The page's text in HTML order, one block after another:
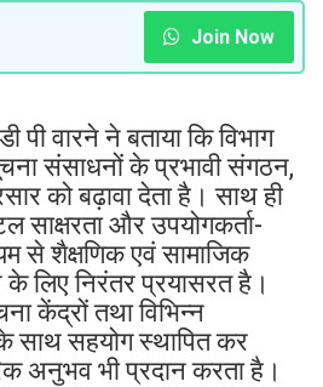
Join Now
पी वारने ने बताया कि विभाग
संसाधनों के प्रभावी संगठन,
को बढ़ावा देता है। साथ ही
साक्षरता और उपयोगकर्ता-
से शैक्षणिक एवं सामाजिक
लिए निरंतर प्रयासरत है।
केंद्रों तथा विभिन्न
साथ सहयोग स्थापित कर
अनुभव भी प्रदान करता है।